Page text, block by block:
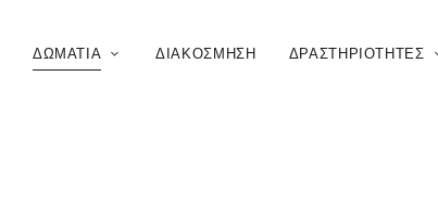
ΔΩΜΆΤΙΑ ΔΙΑΚΌΣΜΗΣΗ ΔΡΑΣΤΗΡΙΌΤΗΤΕΣ